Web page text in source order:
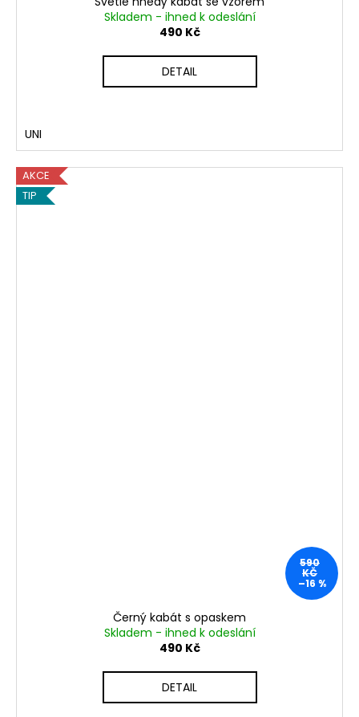
Skladem - ihned k odeslání
490 Kč
DETAIL
UNI
AKCE
TIP
590
KČ
–16 %
Černý kabát s opaskem
Skladem - ihned k odeslání
490 Kč
DETAIL